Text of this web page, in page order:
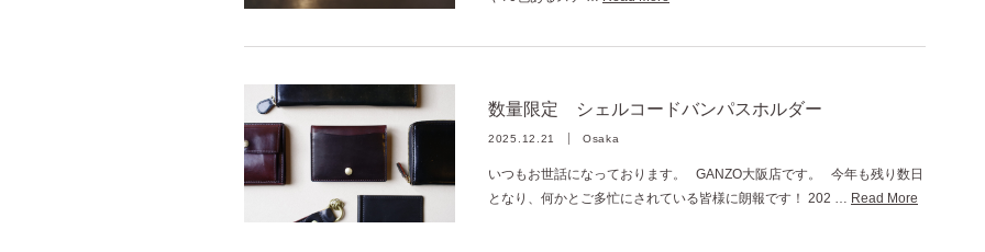
数量限定 シェルコードバンパスホルダー
2025.12.21 Osaka
いつもお世話になっております。 GANZO大阪店です。 今年も残り数日
となり、何かとご多忙にされている皆様に朗報です！ 202 … Read More